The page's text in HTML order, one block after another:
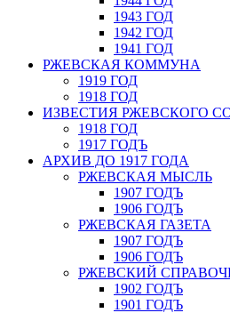
1943 ГОД
1942 ГОД
1941 ГОД
РЖЕВСКАЯ КОММУНА
1919 ГОД
1918 ГОД
ИЗВЕСТИЯ РЖЕВСКОГО
1918 ГОД
1917 ГОДЪ
АРХИВ ДО 1917 ГОДА
РЖЕВСКАЯ МЫСЛЬ
1907 ГОДЪ
1906 ГОДЪ
РЖЕВСКАЯ ГАЗЕТА
1907 ГОДЪ
1906 ГОДЪ
РЖЕВСКИЙ
1902 ГОДЪ
1901 ГОДЪ